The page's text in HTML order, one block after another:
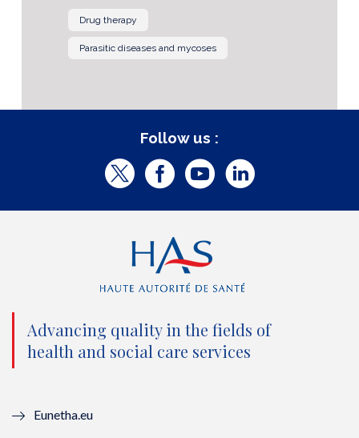
Drug therapy
Parasitic diseases and mycoses
Follow us :
T
t
t
e
r
F
c
e
b
o
o
Y
u
b
e
L
d
Advancing quality in the fields of
health and social care services
Eunetha.eu